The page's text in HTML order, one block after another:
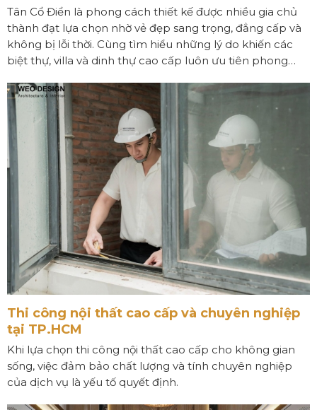
Tân Cổ Điển là phong cách thiết kế được nhiều gia chủ
thành đạt lựa chọn nhờ vẻ đẹp sang trọng, đẳng cấp và
không bị lỗi thời. Cùng tìm hiểu những lý do khiến các
biệt thự, villa và dinh thự cao cấp luôn ưu tiên phong
Thi công nội thất cao cấp và chuyên nghiệp
tại TP.HCM
Khi lựa chọn thi công nội thất cao cấp cho không gian
sống, việc đảm bảo chất lượng và tính chuyên nghiệp
của dịch vụ là yếu tố quyết định.